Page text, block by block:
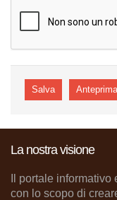
La nostra visione
Il portale
con lo scopo di